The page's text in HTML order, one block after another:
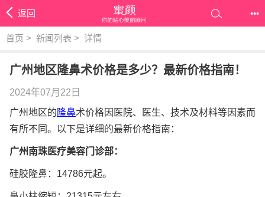
返回 •••
首页 > 新闻列表 > 详情
广州地区隆鼻术价格是多少？最新价格指南！
2024年07月22日
广州地区的 隆鼻术价格因医院、医生、技术及材料等因素而
有所不同。以下是详细的最新价格指南：
广州南珠医疗美容门诊部：
硅胶隆鼻：14786元起。